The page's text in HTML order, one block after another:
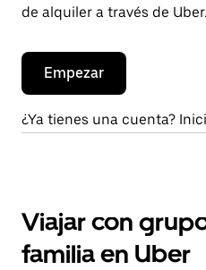
de alquiler a través de Uber.
Empezar
¿Ya tienes una cuenta?
Viajar con
familia en Uber